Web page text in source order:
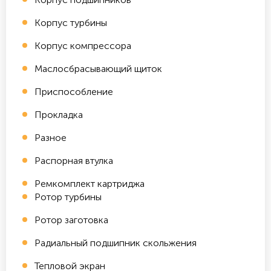
Корпус турбины
Корпус компрессора
Маслосбрасывающий щиток
Приспособление
Прокладка
Разное
Распорная втулка
Ремкомплект картриджа
Ротор турбины
Ротор заготовка
Радиальный подшипник скольжения
Тепловой экран